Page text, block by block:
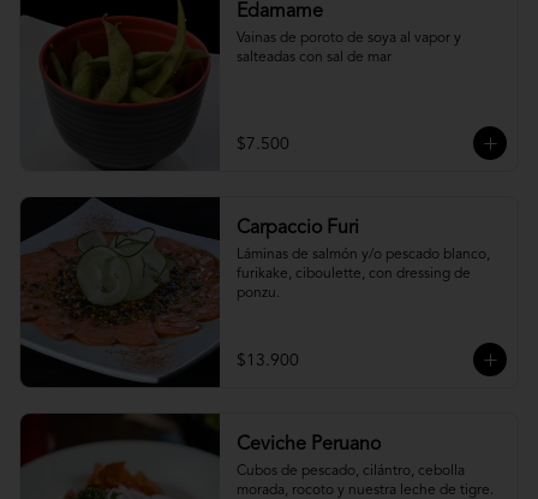
Edamame
Vainas de poroto de soya al vapor y
salteadas con sal de mar
$7.500
Carpaccio Furi
Láminas de salmón y/o pescado blanco,
furikake, ciboulette, con dressing de
ponzu.
$13.900
Ceviche Peruano
Cubos de pescado, cilántro, cebolla
morada, rocoto y nuestra leche de tigre.